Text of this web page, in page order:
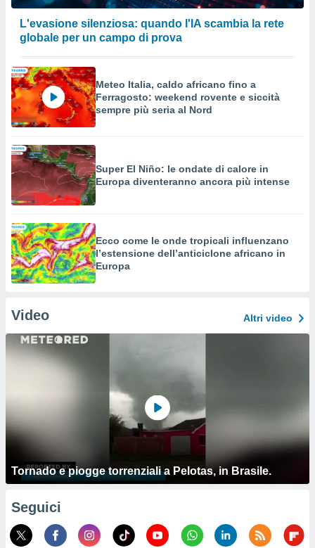
L'evasione silenziosa: quando l'IA scambia la rete
globale per un campo di prova
Meteo Italia, caldo africano fino a
Ferragosto: weekend rovente e siccità
sempre più seria al Nord
Super El Niño: le ondate di calore in
Europa diventeranno ancora più intense
Ecco come le onde tropicali influenzano
l’estensione dell’anticiclone africano in
Europa
Video Altri video
Tornado e piogge torrenziali a Pelotas, in Brasile.
Seguici